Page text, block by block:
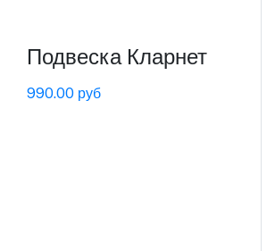
Подвеска Кларнет
990.00 руб